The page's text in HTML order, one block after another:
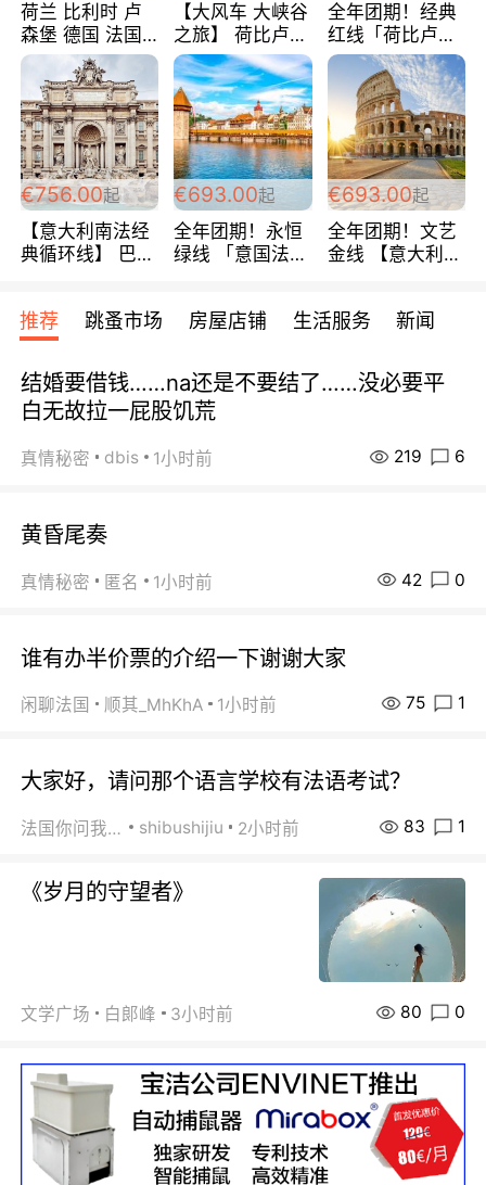
荷兰 比利时 卢
森堡 德国 法国
超爽玩遍西欧 循
环线 全程四星宾
馆 108欧/人/天
【大风车 大峡谷
之旅】 荷比卢德
法 巴黎上下 经
典五国四日游
488欧/人
全年团期！经典
红线「荷比卢德
法」七天循环 五
国 仅售99欧/人/
天！巴黎上下！
包拼房~
€756.00起
【意大利南法经
典循环线】 巴黎
宾馆 108欧/天起
全程756欧/位
€693.00起
全年团期！永恒
绿线 「意国法
欧/天起 ~包拼房
€693.00起
全年团期！文艺
金线 【意大利一
每周铁发！
推荐 跳蚤市场 房屋店铺 生活服务 新闻
结婚要借钱……na还是不要结了……没必要平
白无故拉一屁股饥荒
真情秘密 dbis 1小时前 219 6
黄昏尾奏
真情秘密 匿名 1小时前 42 0
谁有办半价票的介绍一下谢谢大家
闲聊法国 顺其_MhKhA 1小时前 75 1
大家好，请问那个语言学校有法语考试？
法国你问我答 shibushijiu 2小时前 83 1
《岁月的守望者》
文学广场 白郞峰 3小时前 80 0